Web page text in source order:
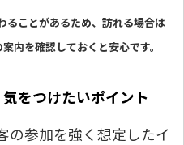
ることがあるため、訪れる場合は
内を確認しておくと安心です。
をつけたいポイント
の参加を強く想定したイ